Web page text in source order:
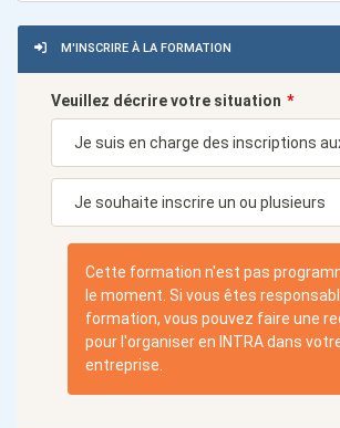
M'INSCRIRE À LA FORMATION
Veuillez décrire votre situation
Cette formation n'est pas
le moment. Si vous êtes
formation, vous pouvez faire une
pour l'organiser en INTRA dans
entreprise.